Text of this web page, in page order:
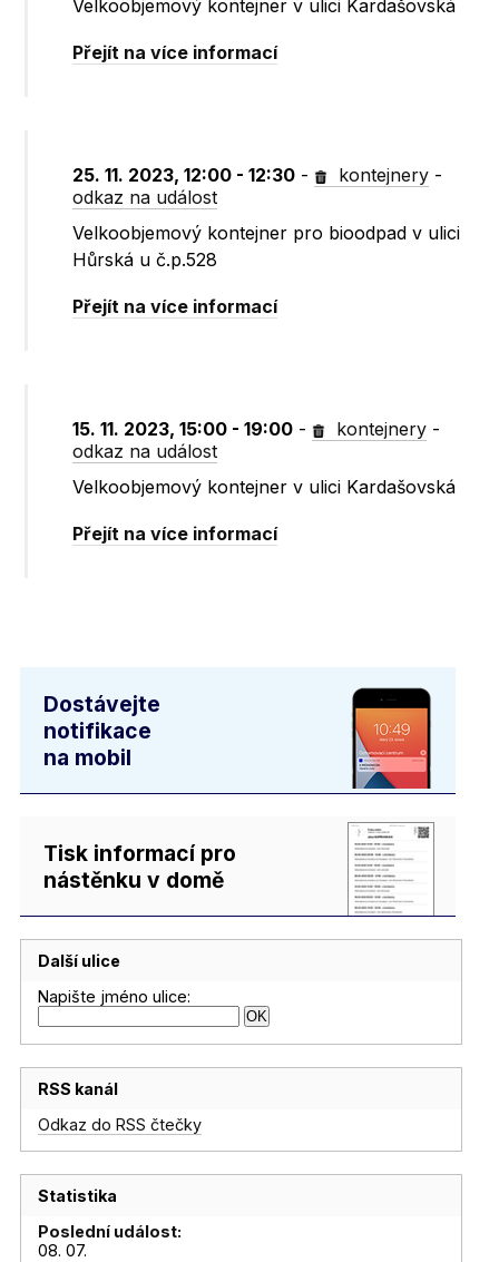
Velkoobjemový kontejner v ulici Kardašovská
Přejít na více informací
25. 11. 2023, 12:00 - 12:30 - kontejnery -
odkaz na událost
Velkoobjemový kontejner pro bioodpad v ulici
Hůrská u č.p.528
Přejít na více informací
15. 11. 2023, 15:00 - 19:00 - kontejnery -
odkaz na událost
Velkoobjemový kontejner v ulici Kardašovská
Přejít na více informací
Dostávejte
notifikace
na mobil
Tisk informací pro
nástěnku v domě
Další ulice
Napište jméno ulice:
RSS kanál
Odkaz do RSS čtečky
Statistika
Poslední událost:
08. 07.